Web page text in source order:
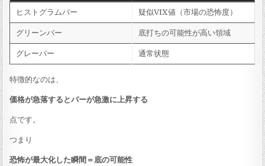
ヒストグラムバー 疑似VIX値（市場の恐怖度）
グリーンバー 底打ちの可能性が高い領域
グレーバー 通常状態
特徴的なのは、
価格が急落するとバーが急激に上昇する
点です。
つまり
恐怖が最大化した瞬間＝底の可能性